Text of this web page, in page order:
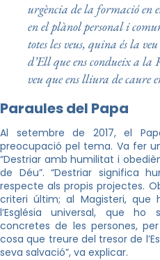
urgència de la formació en
en el plànol personal i
totes les veus, quina és la
d’Ell que ens condueix a
veu que ens lliura de caure
Paraules del Papa
Al setembre de 2017, el
preocupació pel tema. Va fer
“Destriar amb humilitat i
de Déu”. “Destriar significa
respecte als propis projectes.
criteri últim; al Magisteri, que
l’Església universal, que
concretes de les persones,
cosa que treure del tresor de
seva salvació”, va explicar.